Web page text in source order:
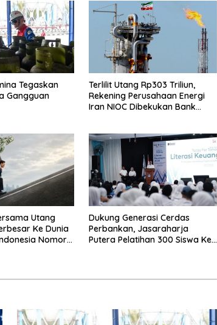
Tegaskan
Gangguan
Terlilit Utang Rp303 Triliun,
Rekening Perusahaan Energi
Iran NIOC Dibekukan Bank
Utang
Ke Dunia
Nomor
Dukung Generasi Cerdas
Perbankan, Jasaraharja
Putera Pelatihan 300 Siswa Ke